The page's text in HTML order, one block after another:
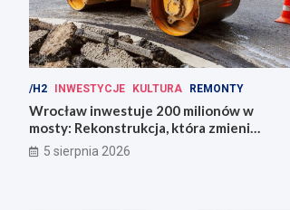
/H2 INWESTYCJE KULTURA REMONTY
Wrocław inwestuje 200 milionów w
mosty: Rekonstrukcja, która zmieni
miasto!
5 sierpnia 2026